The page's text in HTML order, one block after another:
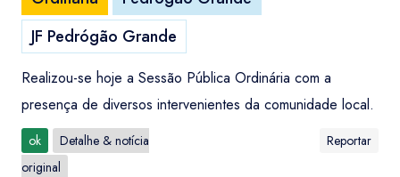
JF Pedrógão Grande
Realizou-se hoje a Sessão Pública Ordinária com a
presença de diversos intervenientes da comunidade local.
ok
Detalhe & notícia
original
Reportar